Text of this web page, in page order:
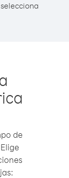
de